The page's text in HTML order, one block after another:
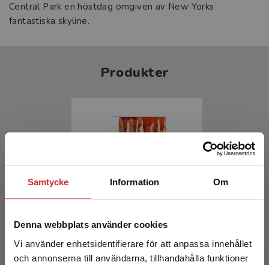
Samtycke Information Om
Denna webbplats använder cookies
Vi använder enhetsidentifierare för att anpassa innehållet
och annonserna till användarna, tillhandahålla funktioner
Central Park en höstdag omgiven av New Yorks
fantastiska skyline.
Produkter
Hedenborg, Susanna (red.)